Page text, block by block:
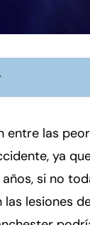
entre las
ya
si no
lesiones